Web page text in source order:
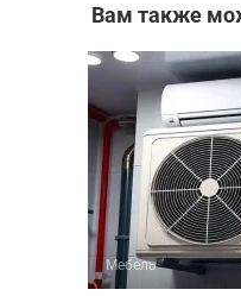
Вам также
Мебель